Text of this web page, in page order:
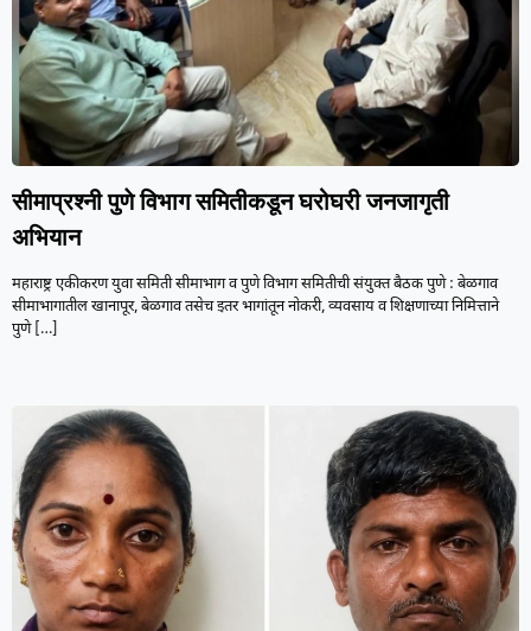
सीमाप्रश्नी पुणे विभाग समितीकडून घरोघरी जनजागृती
अभियान
महाराष्ट्र एकीकरण युवा समिती सीमाभाग व पुणे विभाग समितीची संयुक्त बैठक पुणे : बेळगाव
सीमाभागातील खानापूर, बेळगाव तसेच इतर भागांतून नोकरी, व्यवसाय व शिक्षणाच्या निमित्ताने
पुणे[…]